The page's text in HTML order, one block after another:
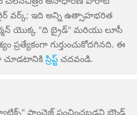
వర్క్; ఇది అన్ని ఉత్సాహభరిత
యొక్క "ది బ్రైడ్" మరియు లూసీ
గుర్తుంచుకోదగినది. ఈ
చూడటానికిస్రిప్ట్ చదవండి.
ఫ్రాంచైజ్ పంచించబడని బౌండ్